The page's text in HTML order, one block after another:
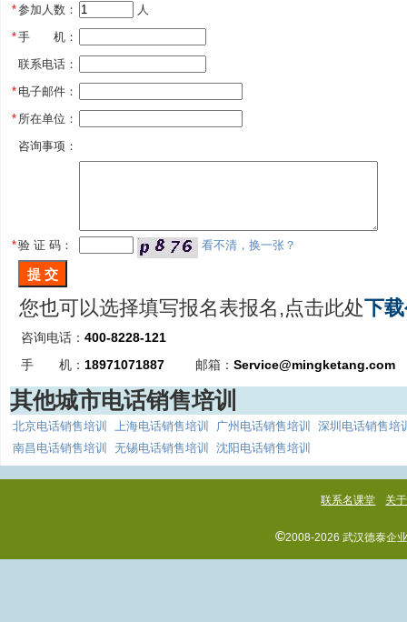
*参加人数：
人
*手 机：
联系电话：
* 电子邮件：
* 所在单位：
咨询事项：
*验 证 码： 看不清，换一张？
您也可以选择填写报名表报名,点击此处下
咨询电话： 400-8228-121
手 机： 18971071887 邮箱： Service@mingketang.com
其他城市电话销售培训
北京电话销售培训 上海电话销售培训 广州电话销售培训
深圳电话销售培
南昌电话销售培训
无锡电话销售培训 沈阳电话销售培训
联系名课堂 关
©2008-2026 武汉德泰企